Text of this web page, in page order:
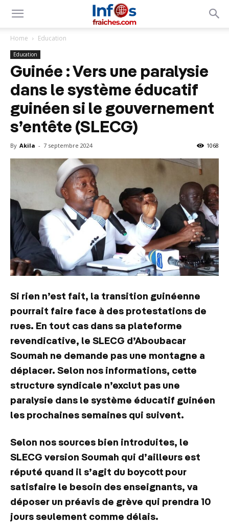
Home Education
Education
Guinée : Vers une paralysie
dans le système éducatif
guinéen si le gouvernement
s’entête (SLECG)
By Akila - 7 septembre 2024 1068
Si rien n’est fait, la transition guinéenne
pourrait faire face à des protestations de
rues. En tout cas dans sa plateforme
revendicative, le SLECG d’Aboubacar
Soumah ne demande pas une montagne a
déplacer. Selon nos informations, cette
structure syndicale n’exclut pas une
paralysie dans le système éducatif guinéen
les prochaines semaines qui suivent.
Selon nos sources bien introduites, le
SLECG version Soumah qui d’ailleurs est
réputé quand il s’agit du boycott pour
satisfaire le besoin des enseignants, va
déposer un préavis de grève qui prendra 10
jours seulement comme délais.